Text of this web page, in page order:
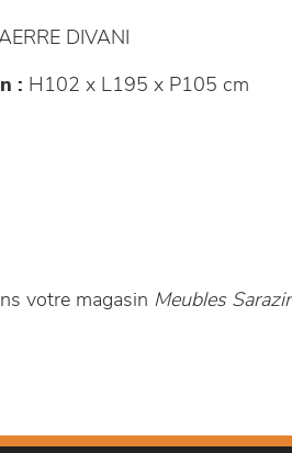
DIVANI
: H102 x L195 x P105 cm
votre magasin Meubles